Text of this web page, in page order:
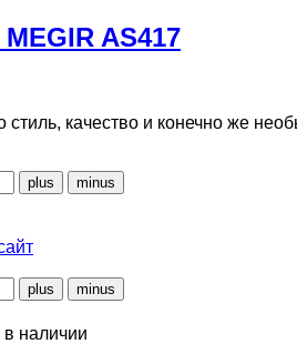
AS417
стиль, качество и конечно же
в наличии